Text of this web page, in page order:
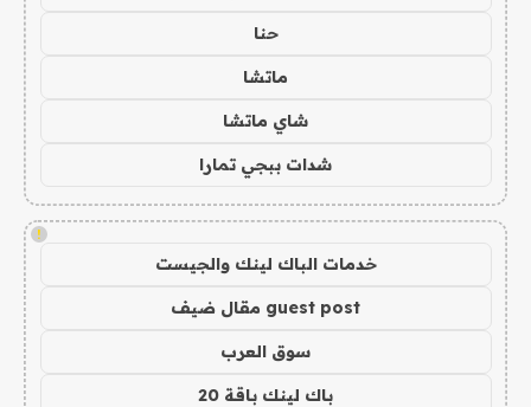
حنا
ماتشا
شاي ماتشا
شدات ببجي تمارا
!
خدمات الباك لينك والجيست
guest post مقال ضيف
سوق العرب
باك لينك باقة 20